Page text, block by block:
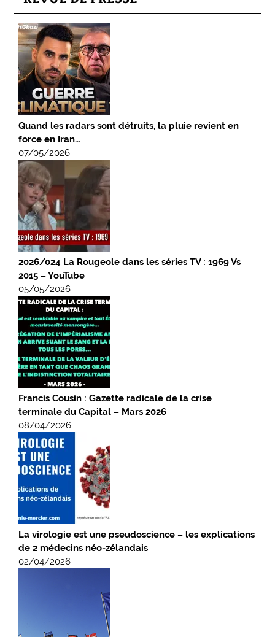
Quand les radars sont détruits, la pluie revient en
force en Iran…
07/05/2026
2026/024 La Rougeole dans les séries TV : 1969 Vs
2015 – YouTube
05/05/2026
Francis Cousin : Gazette radicale de la crise
terminale du Capital – Mars 2026
08/04/2026
La virologie est une pseudoscience – les explications
de 2 médecins néo-zélandais
02/04/2026